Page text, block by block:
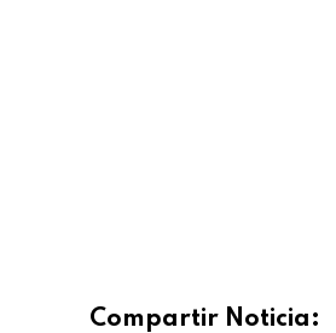
Compartir Noticia: